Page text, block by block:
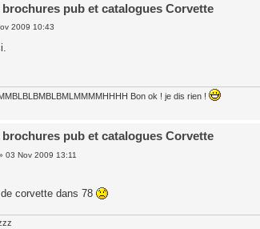
pub et catalogues Corvette
2009 10:43
Bon ok ! je dis rien !
pub et catalogues Corvette
03 Nov 2009 13:11
corvette dans 78